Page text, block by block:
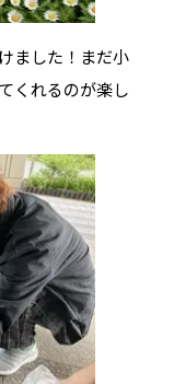
ました！まだ小
くれるのが楽し